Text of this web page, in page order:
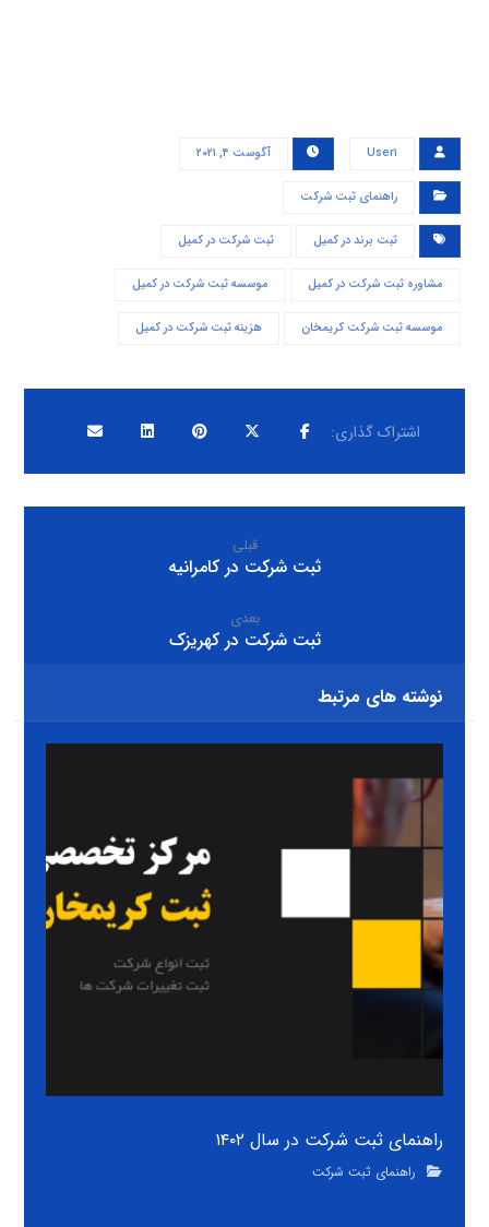
User۱ آگوست ۴, ۲۰۲۱
راهنمای ثبت شرکت
ثبت برند در کمیل ثبت شرکت در کمیل
مشاوره ثبت شرکت در کمیل موسسه ثبت شرکت در کمیل
موسسه ثبت شرکت کریمخان هزینه ثبت شرکت در کمیل
قبلی
ثبت شرکت در کامرانیه
بعدی
ثبت شرکت در کهریزک
نوشته های مرتبط
راهنمای ثبت شرکت در سال ۱۴۰۲
راهنمای ثبت شرکت